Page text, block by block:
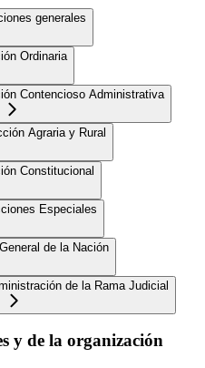
generales
Ordinaria
Contencioso Administrativa
Agraria y Rural
Constitucional
Especiales
de la Nación
de la Rama Judicial
y de la organización